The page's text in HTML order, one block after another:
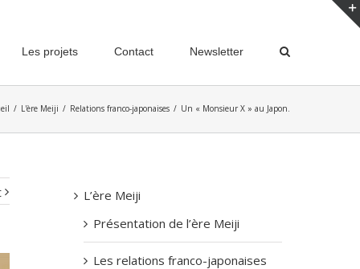
Les projets Contact Newsletter
/ L'ère Meiji / Relations franco-japonaises / Un « Monsieur X » au Japon.
L’ère Meiji
Présentation de l’ère Meiji
Les relations franco-japonaises